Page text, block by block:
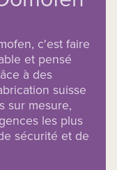
c'est faire
et pensé
à des
suisse
sur mesure,
les plus
sécurité et de